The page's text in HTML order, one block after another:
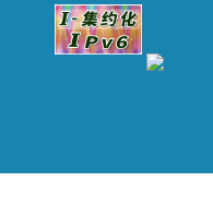
游客突
也对旅
求，优
一、在